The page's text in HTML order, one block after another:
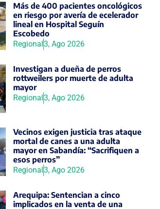
Más de 400 pacientes oncológicos
en riesgo por avería de ecelerador
lineal en Hospital Seguín
Escobedo
Regional3, Ago 2026
Investigan a dueña de perros
rottweilers por muerte de adulta
mayor
Regional3, Ago 2026
Vecinos exigen justicia tras ataque
mortal de canes a una adulta
mayor en Sabandía: “Sacrifiquen a
esos perros”
Regional3, Ago 2026
Arequipa: Sentencian a cinco
implicados en la venta de una